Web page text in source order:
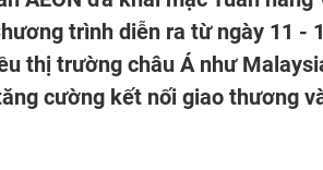
trình diễn ra từ ngày 11 -
thị trường châu Á như
cường kết nối giao thương